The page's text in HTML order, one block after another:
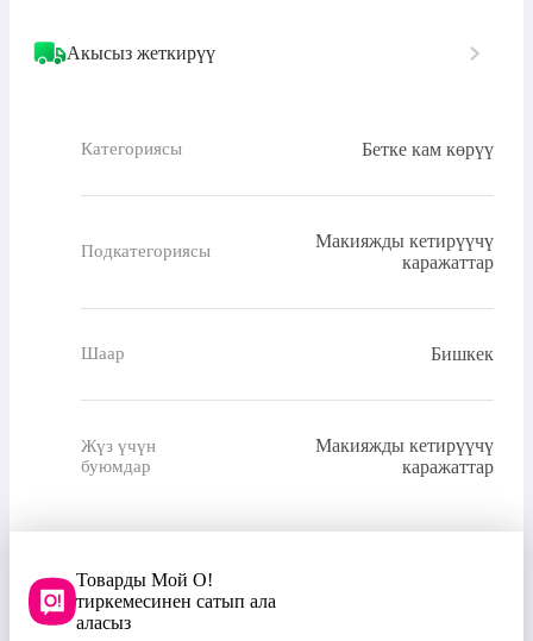
Акысыз жеткирүү
Категориясы Бетке кам көрүү
Подкатегориясы
Макияжды кетирүүчү
каражаттар
Шаар Бишкек
Жүз үчүн
буюмдар
Макияжды кетирүүчү
каражаттар
Товарды Мой О!
тиркемесинен сатып ала
аласыз